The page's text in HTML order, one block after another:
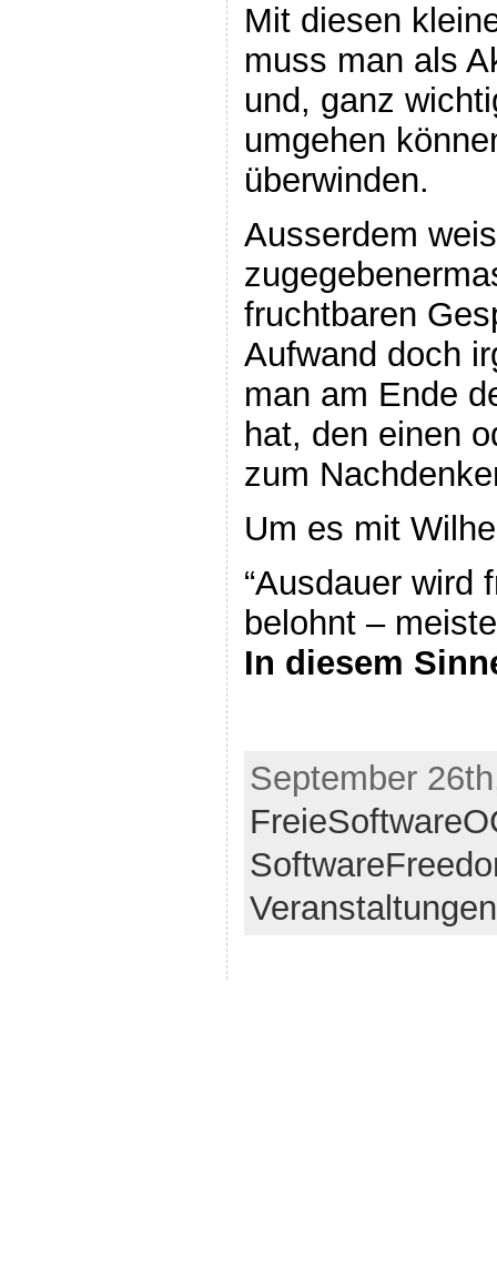
Mit diesen
muss man als
und, ganz
umgehen
überwinden.
Ausserdem
fruchtbaren
Aufwand doch
man am Ende
hat, den einen
zum
Um es mit
“Ausdauer wird
belohnt –
In diesem
September
Veranstaltungen